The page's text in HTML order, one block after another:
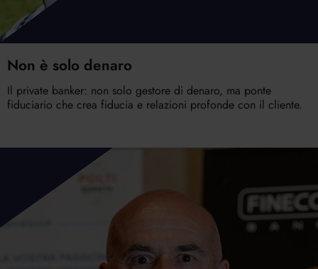
Non è solo denaro
Il private banker: non solo gestore di denaro, ma ponte
fiduciario che crea fiducia e relazioni profonde con il cliente.